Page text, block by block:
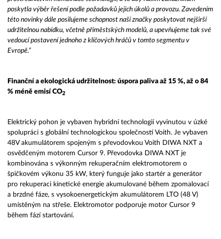
poskytla výběr řešení podle požadavků jejich úkolů a provozu. Zavedením
této novinky dále posilujeme schopnost naší značky poskytovat nejširší
udržitelnou nabídku, včetně příměstských modelů, a upevňujeme tak své
vedoucí postavení jednoho z klíčových hráčů v tomto segmentu v
Evropě.“
Finanční a ekologická udržitelnost: úspora paliva až 15 %, až o 84
% méně emisí CO2
Elektrický pohon je vybaven hybridní technologií vyvinutou v úzké
spolupráci s globální technologickou společností Voith. Je vybaven
48V akumulátorem spojeným s převodovkou Voith DIWA NXT a
osvědčeným motorem Cursor 9. Převodovka DIWA NXT je
kombinována s výkonným rekuperačním elektromotorem o
špičkovém výkonu 35 kW, který funguje jako startér a generátor
pro rekuperaci kinetické energie akumulované během zpomalovací
a brzdné fáze, s vysokoenergetickým akumulátorem LTO (48 V)
umístěným na střeše. Elektromotor podporuje motor Cursor 9
během fází startování.